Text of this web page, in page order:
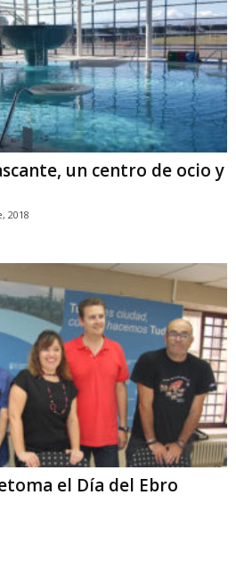
un centro de ocio y
2018
el Día del Ebro